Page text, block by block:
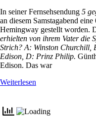
In seiner Fernsehsendung 5
an diesem Samstagabend
Hemingway gestellt worden.
erhielten von ihrem Vater die
Strich? A: Winston Churchill,
Edison, D: Prinz Philip.
Edison. Das war
Weiterlesen